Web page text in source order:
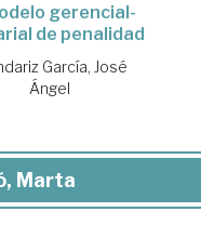
gerencial-
de penalidad
García, José
Ángel
Marta